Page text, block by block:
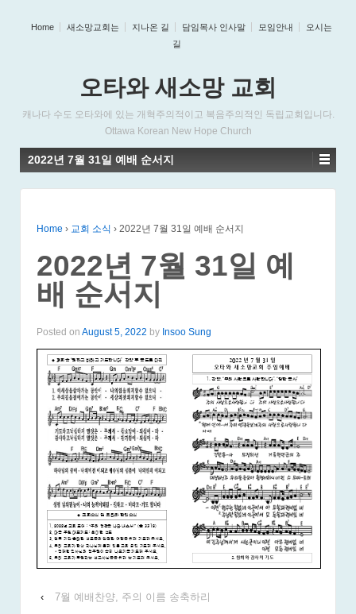
Home 새소망교회는 지나온 길 담임목사 인사말 모임안내
오시는
길
오타와 새소망 교회
캐나다 수도 오타와에 있는 개혁주의적이고 복음주의적인 독립교회입니다.
Ottawa Korean New Hope Church
2022년 7월 31일 예배 순서지
Home › 교회 소식 › 2022년 7월 31일 예배 순서지
2022년 7월 31일 예
배 순서지
Posted on August 5, 2022 by Insoo Sung
‹
7월 예배찬양, 주의 이름 송축하리